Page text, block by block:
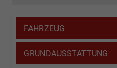
FAHRZEUG
GRUNDAUSSTATTUNG